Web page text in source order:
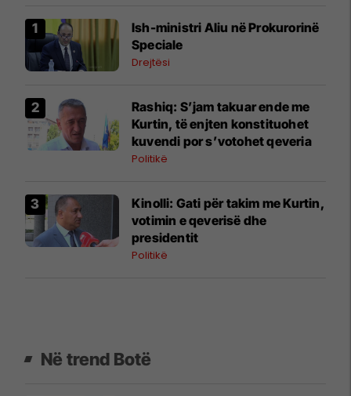
Ish-ministri ​Aliu në Prokurorinë
Speciale
Drejtësi
​Rashiq: S’jam takuar ende me
Kurtin, të enjten konstituohet
kuvendi por s’votohet qeveria
Politikë
Kinolli: Gati për takim me Kurtin,
votimin e qeverisë dhe
presidentit
Politikë
Në trend Botë